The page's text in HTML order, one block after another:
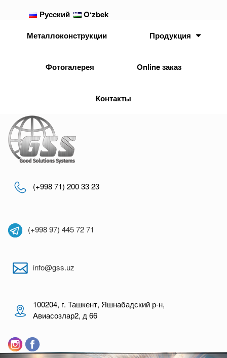
Русский
Oʻzbek
Металлоконструкции
Продукция
Фотогалерея Online заказ
Контакты
(+998 71) 200 33 23
(+998 97) 445 72 71
info@gss.uz
100204, г. Ташкент, Яшнабадский р-н,
Авиасозлар2, д 66